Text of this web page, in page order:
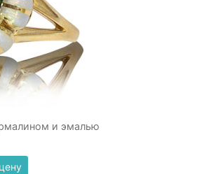
и эмалью